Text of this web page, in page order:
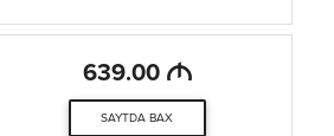
639.00 M
SAYTDA BAX